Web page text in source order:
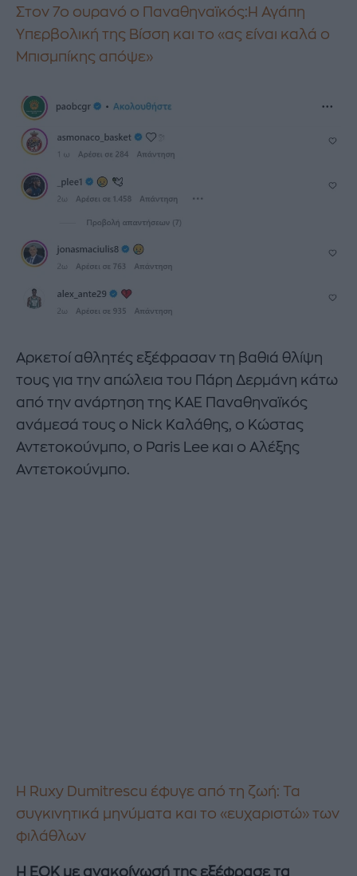
Στον 7ο ουρανό ο Παναθηναϊκός:Η Αγάπη
Υπερβολική της Βίσση και το «ας είναι καλά ο
Μπισμπίκης απόψε»
Αρκετοί αθλητές εξέφρασαν τη βαθιά θλίψη
τους για την απώλεια του Πάρη Δερμάνη κάτω
από την ανάρτηση της ΚΑΕ Παναθηναϊκός
ανάμεσά τους ο Nick Καλάθης, ο Κώστας
Αντετοκούνμπο, ο Paris Lee και ο Αλέξης
Αντετοκούνμπο.
Η Ruxy Dumitrescu έφυγε από τη ζωή: Τα
συγκινητικά μηνύματα και το «ευχαριστώ» των
φιλάθλων
Η ΕΟΚ με ανακοίνωσή της εξέφρασε τα